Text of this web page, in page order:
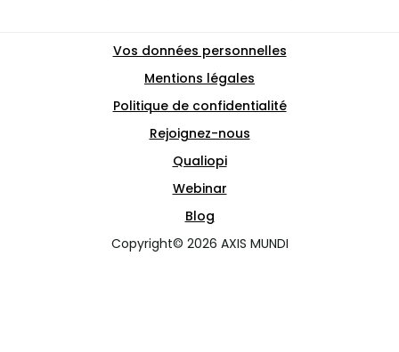
Vos données personnelles
Mentions légales
Politique de confidentialité
Rejoignez-nous
Qualiopi
Webinar
Blog
Copyright© 2026 AXIS MUNDI